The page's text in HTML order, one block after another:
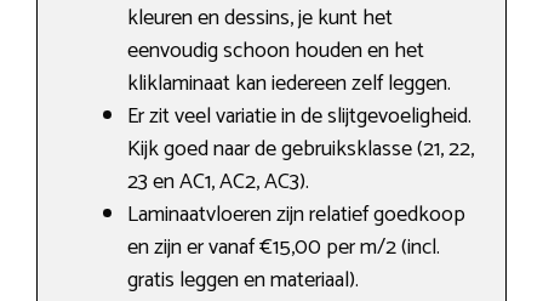
kleuren en dessins, je kunt het
eenvoudig schoon houden en het
kliklaminaat kan iedereen zelf leggen.
Er zit veel variatie in de slijtgevoeligheid.
Kijk goed naar de gebruiksklasse (21, 22,
23 en AC1, AC2, AC3).
Laminaatvloeren zijn relatief goedkoop
en zijn er vanaf €15,00 per m/2 (incl.
gratis leggen en materiaal).